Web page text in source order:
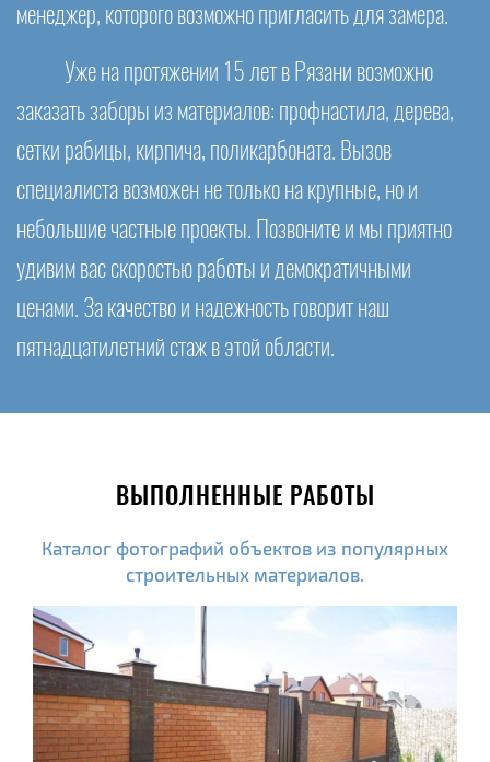
менеджер, которого возможно пригласить для замера.
Уже на протяжении 15 лет в Рязани возможно
заказать заборы из материалов: профнастила, дерева,
сетки рабицы, кирпича, поликарбоната. Вызов
специалиста возможен не только на крупные, но и
небольшие частные проекты. Позвоните и мы приятно
удивим вас скоростью работы и демократичными
ценами. За качество и надежность говорит наш
пятнадцатилетний стаж в этой области.
ВЫПОЛНЕННЫЕ РАБОТЫ
Каталог фотографий объектов из популярных
строительных материалов.